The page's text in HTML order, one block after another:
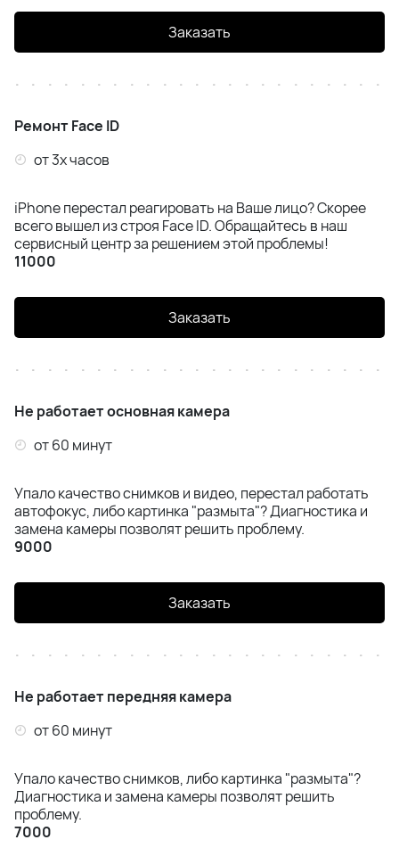
Заказать
Ремонт Face ID
от 3х часов
iPhone перестал реагировать на Ваше лицо? Скорее
всего вышел из строя Face ID. Обращайтесь в наш
сервисный центр за решением этой проблемы!
11000
Заказать
Не работает основная камера
от 60 минут
Упало качество снимков и видео, перестал работать
автофокус, либо картинка "размыта"? Диагностика и
замена камеры позволят решить проблему.
9000
Заказать
Не работает передняя камера
от 60 минут
Упало качество снимков, либо картинка "размыта"?
Диагностика и замена камеры позволят решить
проблему.
7000